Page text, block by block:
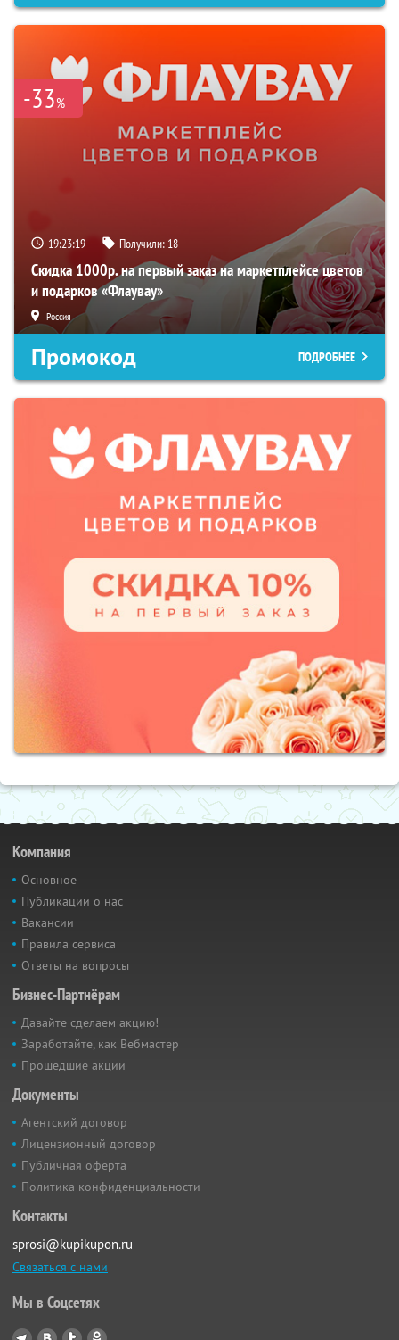
-33%
19:23:18 Получили: 18
Скидка 1000р. на первый заказ на маркетплейсе цветов
и подарков «Флаувау»
Россия
Промокод ПОДРОБНЕЕ
Компания
Основное
Публикации о нас
Вакансии
Правила сервиса
Ответы на вопросы
Бизнес-Партнёрам
Давайте сделаем акцию!
Заработайте, как Вебмастер
Прошедшие акции
Документы
Агентский договор
Лицензионный договор
Публичная оферта
Политика конфиденциальности
Контакты
sprosi@kupikupon.ru
Связаться с нами
Мы в Соцсетях